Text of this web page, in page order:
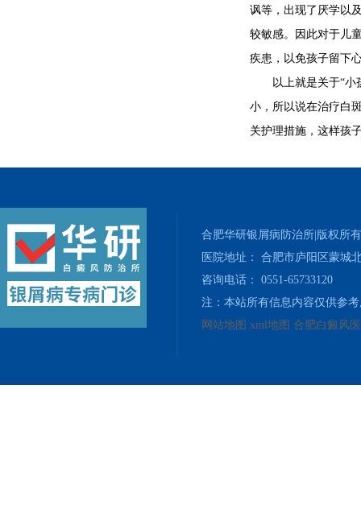
讽等，出现了厌学以
较敏感。因此对于儿
疾患，以免孩子留下
以上就是关于“小孩
小，所以说在治疗白
关护理措施，这样孩
合肥华研银屑病防治所|版权所有
医院地址： 合肥市庐阳区蒙城
咨询电话： 0551-65733120
注：本站所有信息内容仅供参
网站地图 xml地图 合肥白癜风